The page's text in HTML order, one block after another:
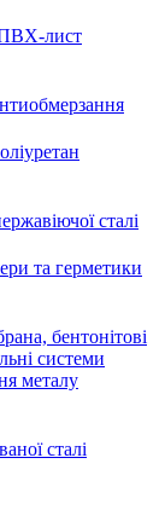
лист
сталі
та герметики
бентонітові
системи
металу
сталі